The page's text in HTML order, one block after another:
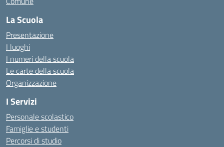
La Scuola
Presentazione
I luoghi
I numeri della scuola
Le carte della scuola
Organizzazione
I Servizi
Personale scolastico
Famiglie e studenti
Percorsi di studio